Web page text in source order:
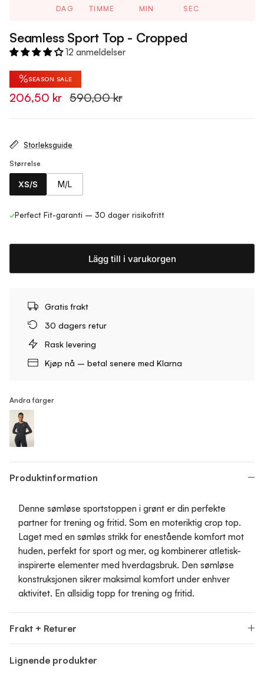
DAG TIMME MIN SEC
Seamless Sport Top - Cropped
12 anmeldelser
%SEASON SALE
206,50 kr 590,00 kr
Storleksguide
Størrelse
XS/S M/L
✓Perfect Fit-garanti – 30 dager risikofritt
Lägg till i varukorgen
Gratis frakt
30 dagers retur
Rask levering
Kjøp nå – betal senere med Klarna
Andra färger
Produktinformation
Denne sømløse sportstoppen i grønt er din perfekte
partner for trening og fritid. Som en moteriktig crop top.
Laget med en sømløs strikk for enestående komfort mot
huden, perfekt for sport og mer, og kombinerer atletisk-
inspirerte elementer med hverdagsbruk. Den sømløse
konstruksjonen sikrer maksimal komfort under enhver
aktivitet. En allsidig topp for trening og fritid.
Frakt + Returer
Lignende produkter